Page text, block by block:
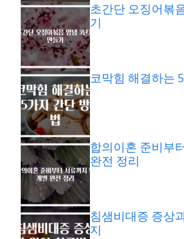
초간단 오징어볶
기
코막힘 해결하는
합의이혼 준비부
완전 정리
침샘비대증 증상
지